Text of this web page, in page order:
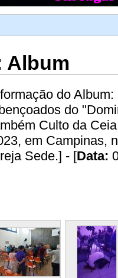
Album
do Album:
do
Culto da
em Campinas,
Sede.] - [Data: